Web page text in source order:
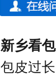
新乡看
包皮过